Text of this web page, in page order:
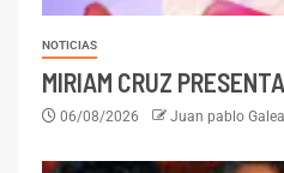
NOTICIAS
MIRIAM CRUZ
06/08/2026 Juan pablo